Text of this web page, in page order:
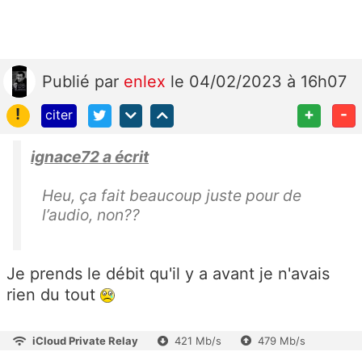
Publié par enlex le 04/02/2023 à 16h07
!
citer + -
ignace72 a écrit
Heu, ça fait beaucoup juste pour de
l’audio, non??
Je prends le débit qu'il y a avant je n'avais
rien du tout
iCloud Private Relay 421 Mb/s 479 Mb/s